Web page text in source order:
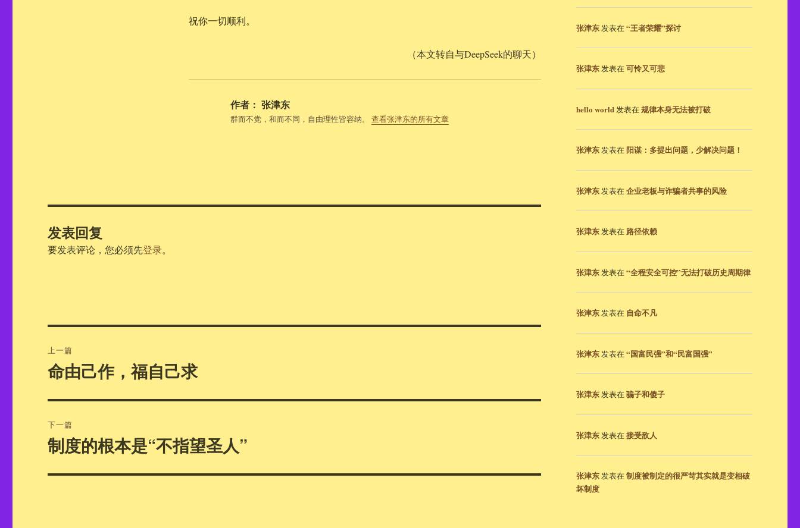
祝你一切顺利。
（本文转自与DeepSeek的聊天）
作者： 张津东
群而不党，和而不同，自由理性皆容纳。 查看张津东的所有文章
发表回复
要发表评论，您必须先登录。
章
上一篇
上
篇
文
命由己作，福自己求
下一篇
下
篇
文
制度的根本是“不指望圣人”
张津东发表在“王者荣耀”探讨
张津东发表在可怜又可悲
hello world发表在规律本身无法被打破
张津东发表在阳谋：多提出问题，少解决问题！
张津东发表在企业老板与诈骗者共事的风险
张津东发表在 路径依赖
张津东发表在“全程安全可控”无法打破历史周期律
张津东发表在 自命不凡
张津东发表在“国富民强”和“民富国强”
张津东发表在骗子和傻子
张津东发表在接受敌人
张津东发表在制度被制定的很严苛其实就是变相破
坏制度